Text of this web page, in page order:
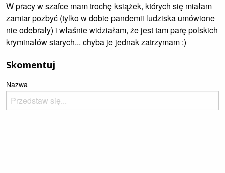
W pracy w szafce mam trochę książek, których się miałam
zamiar pozbyć (tylko w dobie pandemii ludziska umówione
nie odebrały) i właśnie widziałam, że jest tam parę polskich
kryminałów starych... chyba je jednak zatrzymam :)
Skomentuj
Nazwa